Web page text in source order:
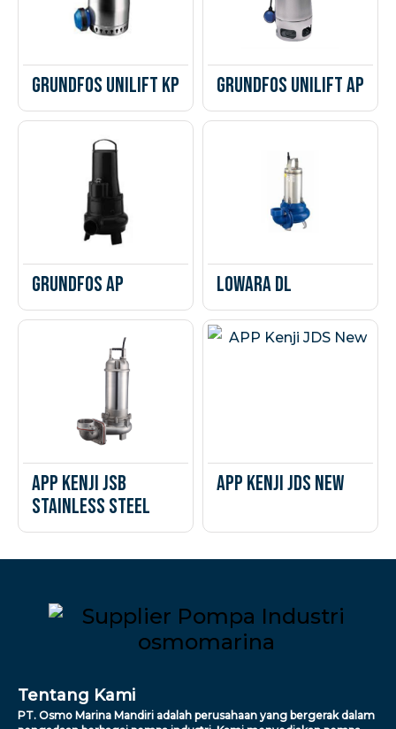
Grundfos Unilift KP Grundfos Unilift AP
Grundfos AP Lowara DL
APP Kenji JSB
Stainless Steel
APP Kenji JDS New
Tentang Kami
PT. Osmo Marina Mandiri adalah perusahaan yang bergerak dalam